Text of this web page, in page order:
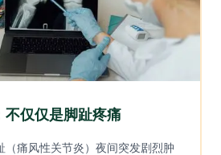
不仅仅是脚趾疼痛
痛风性关节炎）夜间突发剧烈肿